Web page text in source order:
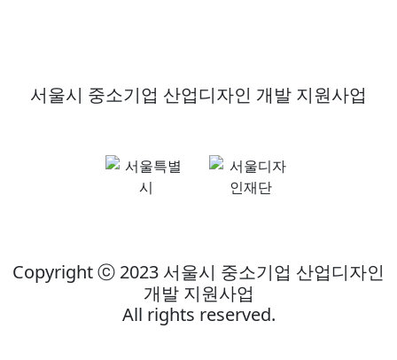
서울시 중소기업 산업디자인 개발 지원사업
Copyright ⓒ 2023 서울시 중소기업 산업디자인
개발 지원사업
All rights reserved.